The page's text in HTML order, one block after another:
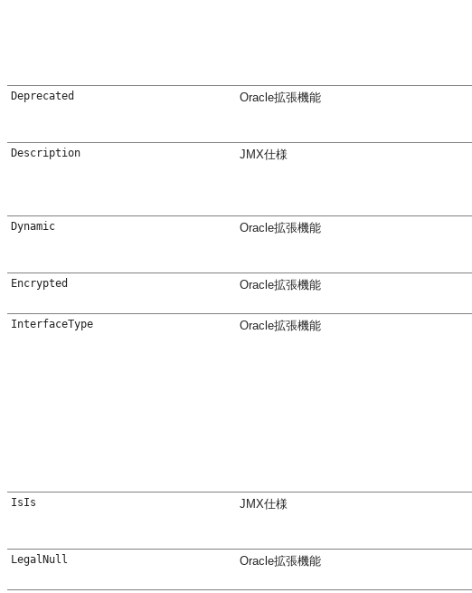
Deprecated Oracle拡張機能
Description JMX仕様
Dynamic Oracle拡張機能
Encrypted Oracle拡張機能
InterfaceType Oracle拡張機能
IsIs JMX仕様
LegalNull Oracle拡張機能